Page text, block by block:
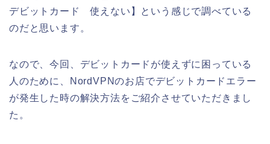
デビットカード 使えない】という感じで調べている
のだと思います。
なので、今回、デビットカードが使えずに困っている
人のために、NordVPNのお店でデビットカードエラー
が発生した時の解決方法をご紹介させていただきまし
た。